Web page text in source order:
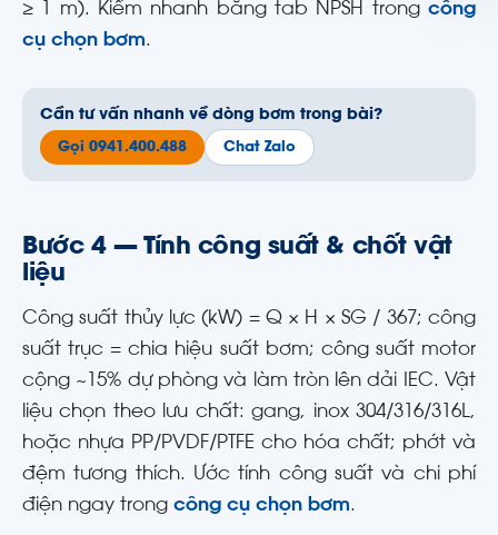
≥ 1 m). Kiểm nhanh bằng tab NPSH trong công
cụ chọn bơm.
Cần tư vấn nhanh về dòng bơm trong bài?
Gọi 0941.400.488 Chat Zalo
Bước 4 — Tính công suất & chốt vật
liệu
Công suất thủy lực (kW) = Q × H × SG / 367; công
suất trục = chia hiệu suất bơm; công suất motor
cộng ~15% dự phòng và làm tròn lên dải IEC. Vật
liệu chọn theo lưu chất: gang, inox 304/316/316L,
hoặc nhựa PP/PVDF/PTFE cho hóa chất; phớt và
đệm tương thích. Ước tính công suất và chi phí
điện ngay trong công cụ chọn bơm.